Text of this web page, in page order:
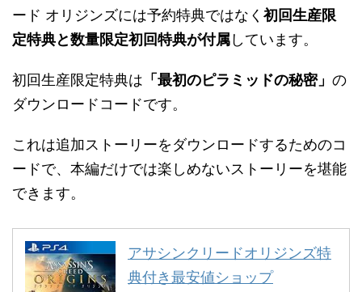
ード オリジンズには予約特典ではなく 初回生産限
定特典と数量限定初回特典が付属しています。
初回生産限定特典は 「最初のピラミッドの秘密」 の
ダウンロードコードです。
これは追加ストーリーをダウンロードするためのコ
ードで、本編だけでは楽しめないストーリーを堪能
できます。
アサシンクリードオリジンズ特
典付き最安値ショップ